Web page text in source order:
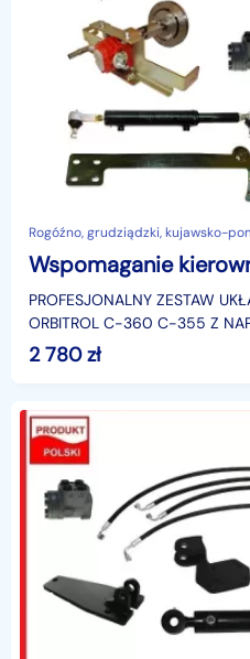
Rogóźno, grudziądzki, kujawsko-
PROFESJONALNY ZESTAW
ORBITROL C-360 C-355 Z
KORBOWEGOJedyne takie
w 100% kompletneGłówną
2 780zł